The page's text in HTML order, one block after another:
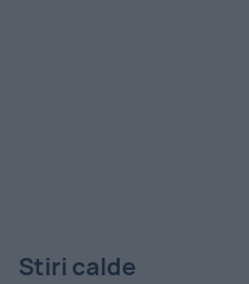
Stiri calde